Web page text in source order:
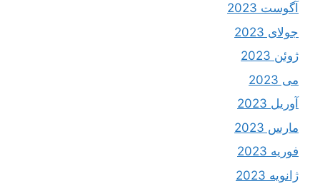
آگوست 2023
جولای 2023
ژوئن 2023
می 2023
آوریل 2023
مارس 2023
فوریه 2023
ژانویه 2023